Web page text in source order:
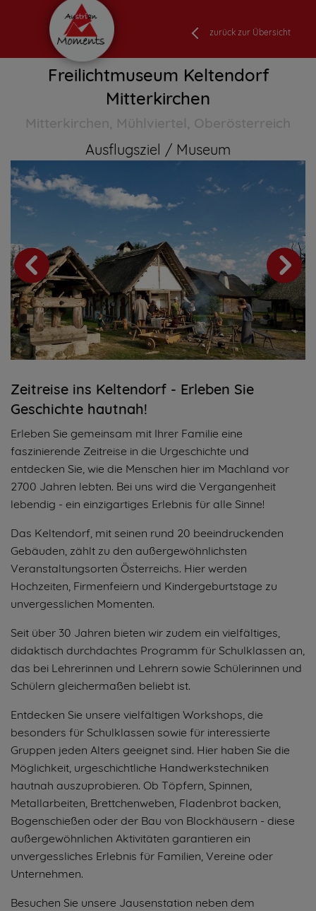
zurück zur Übersicht
Freilichtmuseum Keltendorf
Mitterkirchen
Mitterkirchen, Mühlviertel, Oberösterreich
Ausflugsziel Museum
Zeitreise ins Keltendorf - Erleben Sie
Geschichte hautnah!
Erleben Sie gemeinsam mit Ihrer Familie eine
faszinierende Zeitreise in die Urgeschichte und
entdecken Sie, wie die Menschen hier im Machland vor
2700 Jahren lebten. Bei uns wird die Vergangenheit
lebendig - ein einzigartiges Erlebnis für alle Sinne!
Das Keltendorf, mit seinen rund 20 beeindruckenden
Gebäuden, zählt zu den außergewöhnlichsten
Veranstaltungsorten Österreichs. Hier werden
Hochzeiten, Firmenfeiern und Kindergeburtstage zu
unvergesslichen Momenten.
Seit über 30 Jahren bieten wir zudem ein vielfältiges,
didaktisch durchdachtes Programm für Schulklassen an,
das bei Lehrerinnen und Lehrern sowie Schülerinnen und
Schülern gleichermaßen beliebt ist.
Entdecken Sie unsere vielfältigen Workshops, die
besonders für Schulklassen sowie für interessierte
Gruppen jeden Alters geeignet sind. Hier haben Sie die
Möglichkeit, urgeschichtliche Handwerkstechniken
hautnah auszuprobieren. Ob Töpfern, Spinnen,
Metallarbeiten, Brettchenweben, Fladenbrot backen,
Bogenschießen oder der Bau von Blockhäusern - diese
außergewöhnlichen Aktivitäten garantieren ein
unvergessliches Erlebnis für Familien, Vereine oder
Unternehmen.
Besuchen Sie unsere Jausenstation neben dem